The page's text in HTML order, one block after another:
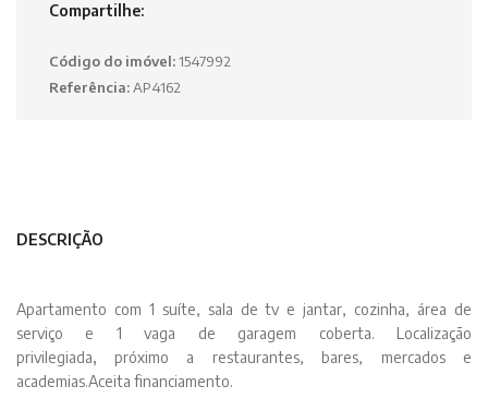
Compartilhe:
Código do imóvel:1547992
Referência:AP4162
DESCRIÇÃO
Apartamento com 1 suíte, sala de tv e jantar, cozinha, área de
serviço e 1 vaga de garagem coberta. Localização
privilegiada, próximo a restaurantes, bares, mercados e
academias.Aceita financiamento.